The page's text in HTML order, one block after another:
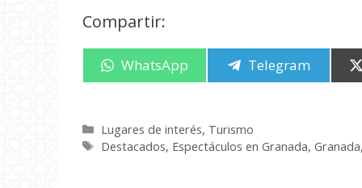
Compartir:
Compartir
en
WhatsApp Compartir
en
Telegram
Categorías
Lugares de interés, Turismo
Etiquetas
Destacados, Espectáculos en Granada,Granada,